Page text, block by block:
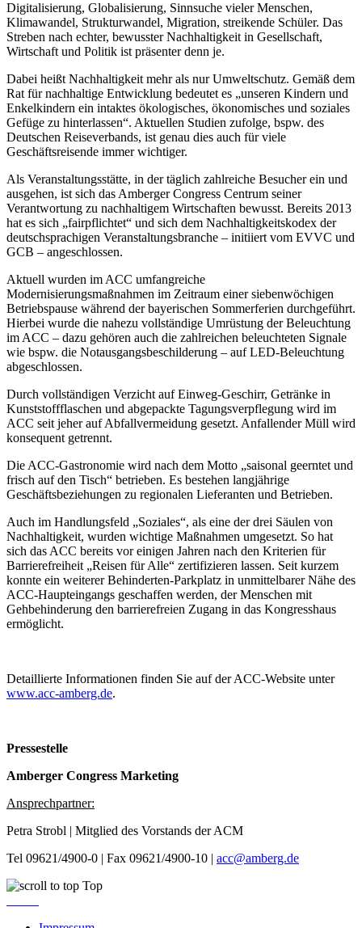
Digitalisierung, Globalisierung, Sinnsuche vieler Menschen,
Klimawandel, Strukturwandel, Migration, streikende Schüler. Das
Streben nach echter, bewusster Nachhaltigkeit in Gesellschaft,
Wirtschaft und Politik ist präsenter denn je.
Dabei heißt Nachhaltigkeit mehr als nur Umweltschutz. Gemäß dem
Rat für nachhaltige Entwicklung bedeutet es „unseren Kindern und
Enkelkindern ein intaktes ökologisches, ökonomisches und soziales
Gefüge zu hinterlassen“. Aktuellen Studien zufolge, bspw. des
Deutschen Reiseverbands, ist genau dies auch für viele
Geschäftsreisende immer wichtiger.
Als Veranstaltungsstätte, in der täglich zahlreiche Besucher ein und
ausgehen, ist sich das Amberger Congress Centrum seiner
Verantwortung zu nachhaltigem Wirtschaften bewusst. Bereits 2013
hat es sich „fairpflichtet“ und sich dem Nachhaltigkeitskodex der
deutschsprachigen Veranstaltungsbranche – initiiert vom EVVC und
GCB – angeschlossen.
Aktuell wurden im ACC umfangreiche
Modernisierungsmaßnahmen im Zeitraum einer siebenwöchigen
Betriebspause während der bayerischen Sommerferien durchgeführt.
Hierbei wurde die nahezu vollständige Umrüstung der Beleuchtung
im ACC – dazu gehören auch die zahlreichen beleuchteten Signale
wie bspw. die Notausgangsbeschilderung – auf LED-Beleuchtung
abgeschlossen.
Durch vollständigen Verzicht auf Einweg-Geschirr, Getränke in
Kunststoffflaschen und abgepackte Tagungsverpflegung wird im
ACC seit jeher auf Abfallvermeidung gesetzt. Anfallender Müll wird
konsequent getrennt.
Die ACC-Gastronomie wird nach dem Motto „saisonal geerntet und
frisch auf den Tisch“ betrieben. Es bestehen langjährige
Geschäftsbeziehungen zu regionalen Lieferanten und Betrieben.
Auch im Handlungsfeld „Soziales“, als eine der drei Säulen von
Nachhaltigkeit, wurden wichtige Maßnahmen umgesetzt. So hat
sich das ACC bereits vor einigen Jahren nach den Kriterien für
Barrierefreiheit „Reisen für Alle“ zertifizieren lassen. Seit kurzem
konnte ein weiterer Behinderten-Parkplatz in unmittelbarer Nähe des
ACC-Haupteingangs geschaffen werden, der Menschen mit
Gehbehinderung den barrierefreien Zugang in das Kongresshaus
ermöglicht.
Detaillierte Informationen finden Sie auf der ACC-Website unter
www.acc-amberg.de.
Pressestelle
Amberger Congress Marketing
Ansprechpartner:
Petra Strobl | Mitglied des Vorstands der ACM
Tel 09621/4900-0 | Fax 09621/4900-10 | acc@amberg.de
Top